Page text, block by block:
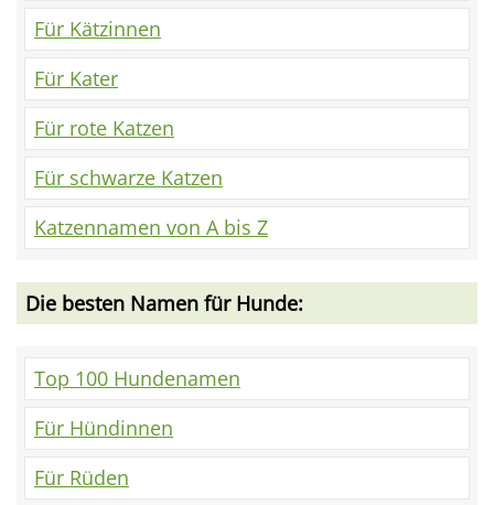
Für Kätzinnen
Für Kater
Für rote Katzen
Für schwarze Katzen
Katzennamen von A bis Z
Die besten Namen für Hunde:
Top 100 Hundenamen
Für Hündinnen
Für Rüden